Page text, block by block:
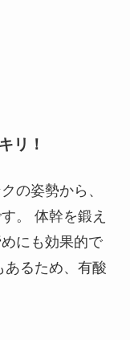
リ！
の姿勢から、
。 体幹を鍛え
にも効果的で
あるため、有酸